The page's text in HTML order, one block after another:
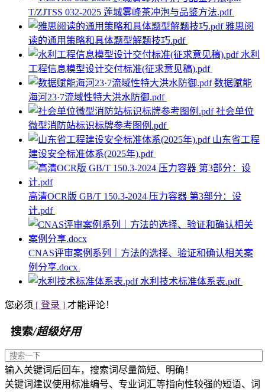
T/ZJTSS 032-2025 莲城雾峰茶冲泡与品鉴方法.pdf
雅思阅
读的通用策略和具体题型解题技巧.pdf
水利
工程信息模型设计交付标准(征求意见稿).pdf
数据赋能
海河23·7流域性特大洪水防御.pdf
社会单位
微型消防站标识标牌参考图例.pdf
山东省工程
建设安全标准体系(2025年).pdf
高清OCR版 GB/T 150.3-2024 压力容器 第3部分：设
计.pdf
CNAS评审案例系列｜方法的选择、验证和确认相关案
例分享.docx
水利技术标准体系表.pdf
您必须 [ 登录 ] 才能评论！
搜索/超级好用
输入关键词后回车，搜索词尽量简短、明确！
关键词建议使用标准编号、专业词汇等指向性较强的短语、词